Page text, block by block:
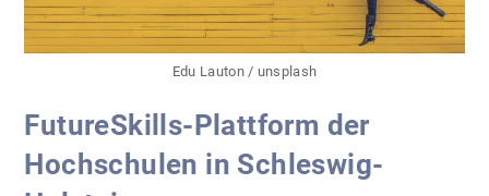
Edu Lauton / unsplash
FutureSkills-Plattform der
Hochschulen in Schleswig-